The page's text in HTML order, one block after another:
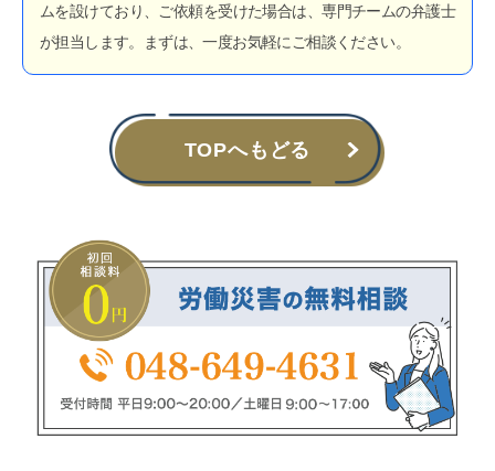
ムを設けており、ご依頼を受けた場合は、専門チームの弁護士
が担当します。まずは、一度お気軽にご相談ください。
TOPへもどる